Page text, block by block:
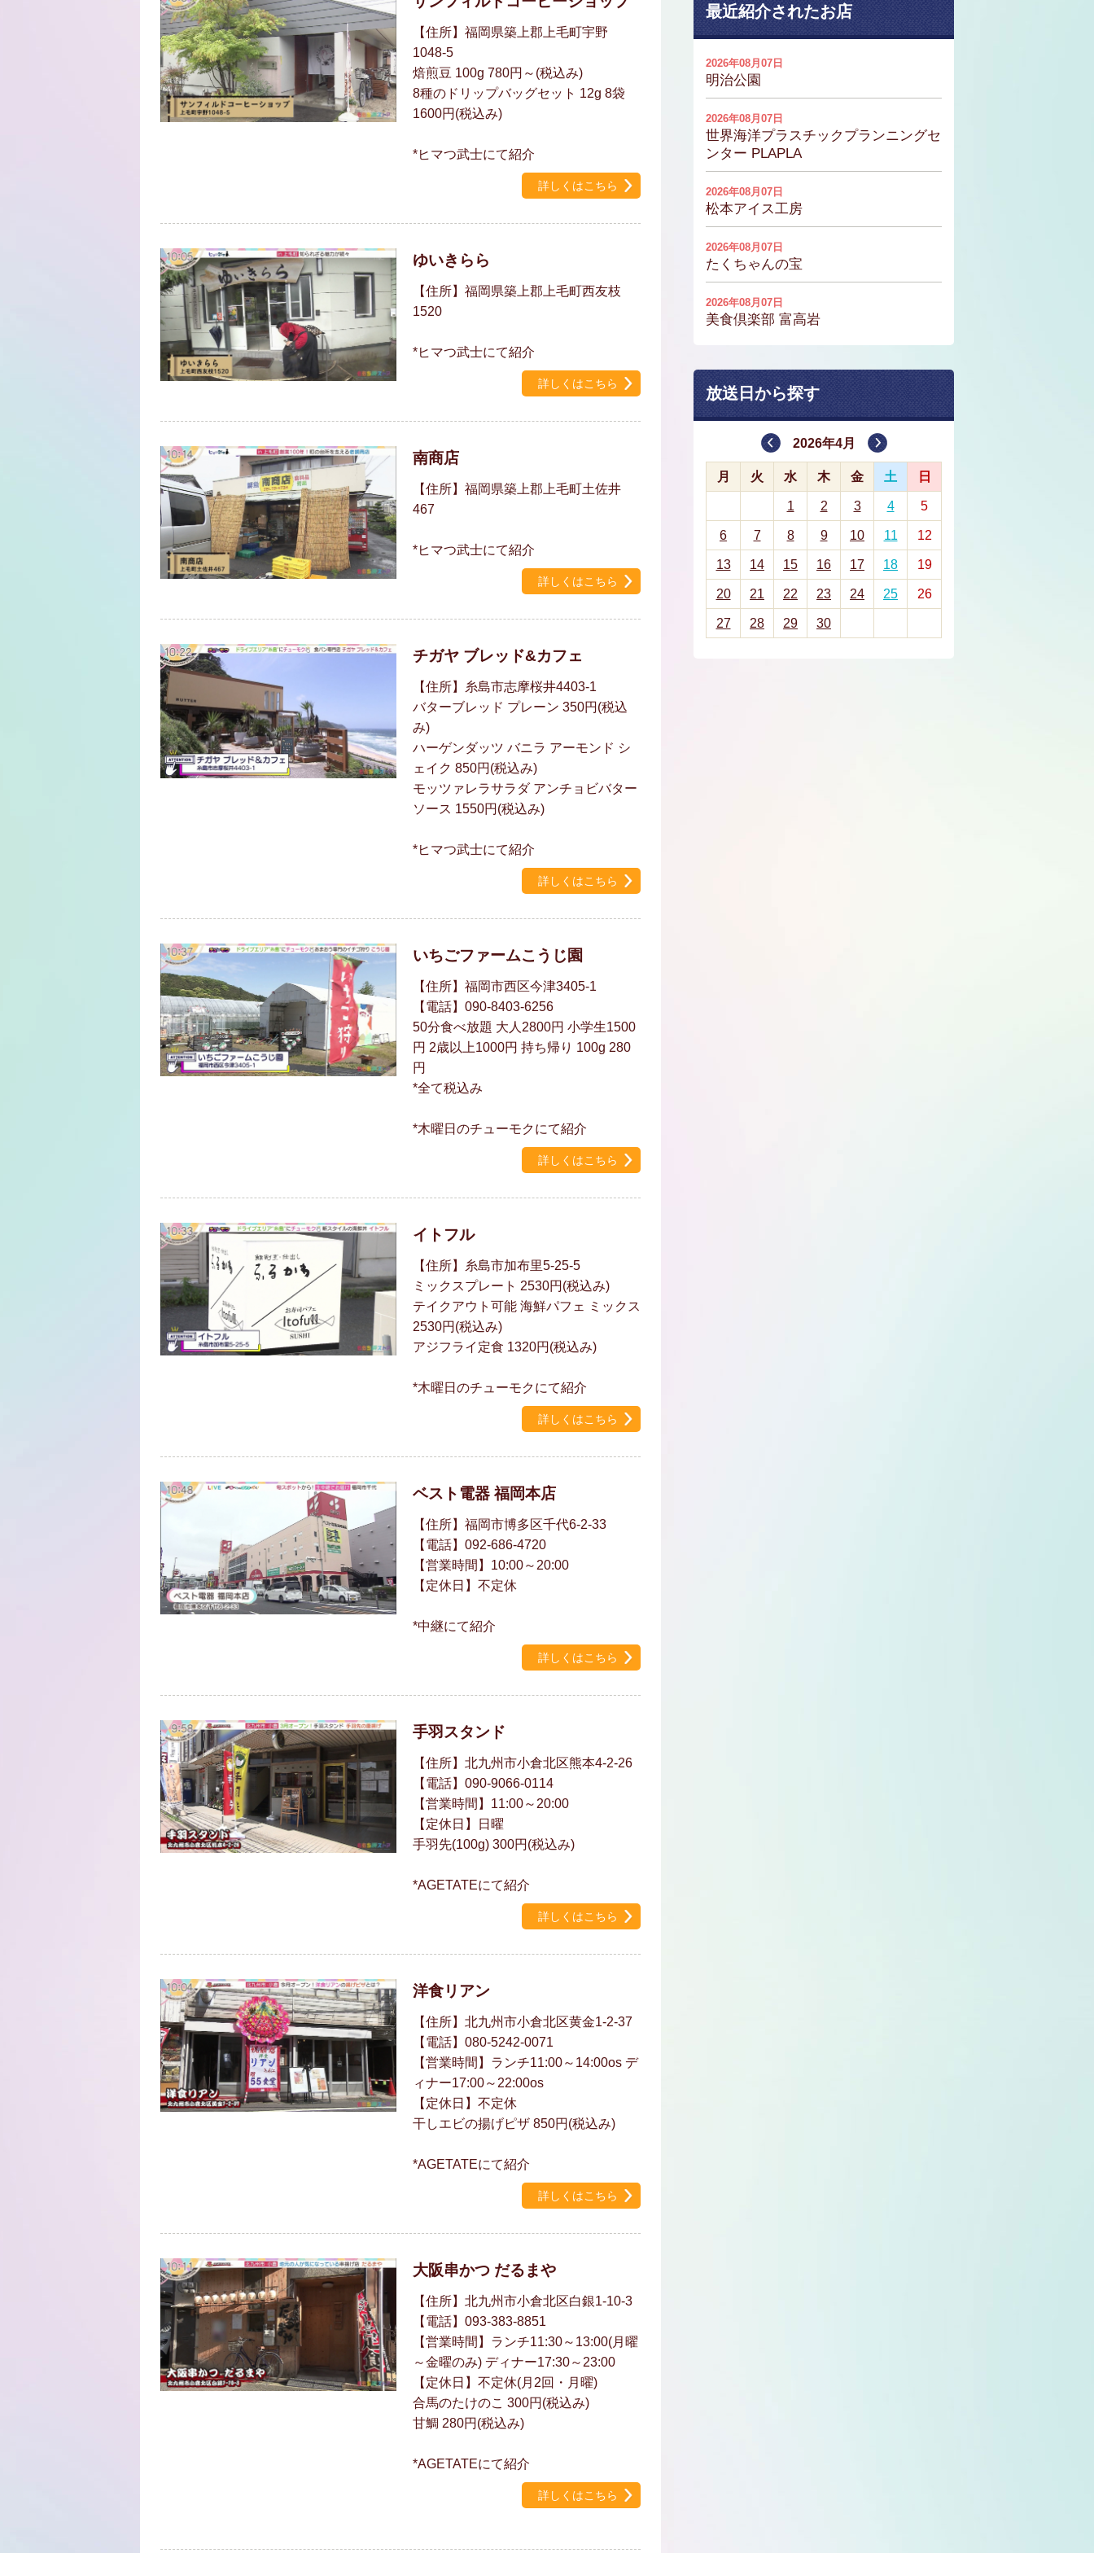
【住所】福岡県築上郡上毛町宇野
1048-5
焙煎豆 100g 780円～(税込み)
8種のドリップバッグセット 12g 8袋
1600円(税込み)
*ヒマつ武士にて紹介
詳しくはこちら
ゆいきらら
【住所】福岡県築上郡上毛町西友枝
1520
*ヒマつ武士にて紹介
詳しくはこちら
南商店
【住所】福岡県築上郡上毛町土佐井
467
*ヒマつ武士にて紹介
詳しくはこちら
チガヤ ブレッド&カフェ
【住所】糸島市志摩桜井4403-1
バターブレッド プレーン 350円(税込
み)
ハーゲンダッツ バニラ アーモンド シ
ェイク 850円(税込み)
モッツァレラサラダ アンチョビバター
ソース 1550円(税込み)
*ヒマつ武士にて紹介
詳しくはこちら
いちごファームこうじ園
【住所】福岡市西区今津3405-1
【電話】090-8403-6256
50分食べ放題 大人2800円 小学生1500
円 2歳以上1000円 持ち帰り 100g 280
円
*全て税込み
*木曜日のチューモクにて紹介
詳しくはこちら
イトフル
【住所】糸島市加布里5-25-5
ミックスプレート 2530円(税込み)
テイクアウト可能 海鮮パフェ ミックス
2530円(税込み)
アジフライ定食 1320円(税込み)
*木曜日のチューモクにて紹介
詳しくはこちら
ベスト電器 福岡本店
【住所】福岡市博多区千代6-2-33
【電話】092-686-4720
【営業時間】10:00～20:00
【定休日】不定休
*中継にて紹介
詳しくはこちら
手羽スタンド
【住所】北九州市小倉北区熊本4-2-26
【電話】090-9066-0114
【営業時間】11:00～20:00
【定休日】日曜
手羽先(100g) 300円(税込み)
*AGETATEにて紹介
詳しくはこちら
洋食リアン
【住所】北九州市小倉北区黄金1-2-37
【電話】080-5242-0071
【営業時間】ランチ11:00～14:00os デ
ィナー17:00～22:00os
【定休日】不定休
干しエビの揚げピザ 850円(税込み)
*AGETATEにて紹介
詳しくはこちら
大阪串かつ だるまや
【住所】北九州市小倉北区白銀1-10-3
【電話】093-383-8851
【営業時間】ランチ11:30～13:00(月曜
～金曜のみ) ディナー17:30～23:00
【定休日】不定休(月2回・月曜)
合馬のたけのこ 300円(税込み)
甘鯛 280円(税込み)
*AGETATEにて紹介
詳しくはこちら
最近紹介されたお店
2026年08月07日
明治公園
2026年08月07日
世界海洋プラスチックプランニングセ
ンター PLAPLA
2026年08月07日
松本アイス工房
2026年08月07日
たくちゃんの宝
2026年08月07日
美食倶楽部 富高岩
放送日から探す
2026年4月
月 火 水 木 金 土 日
1 2 3 4 5
6 7 8 9 10 11 12
13 14 15 16 17 18 19
20 21 22 23 24 25 26
27 28 29 30